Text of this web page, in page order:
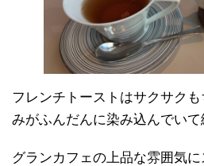
フレンチトーストはサクサク
みがふんだんに染み込んでいて
グランカフェの上品な雰囲気